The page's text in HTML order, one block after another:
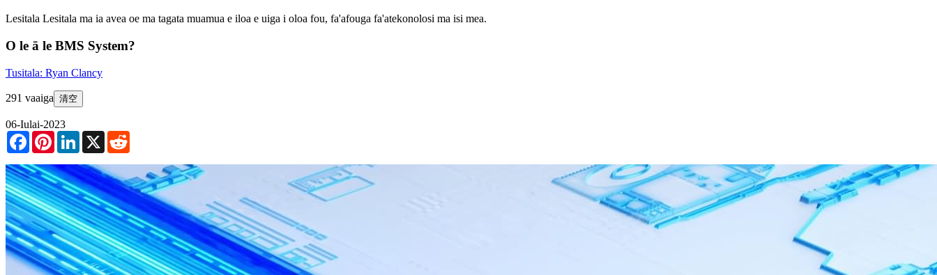
Lesitala Lesitala ma ia avea oe ma tagata muamua e iloa e uiga i oloa fou, fa'afouga fa'atekonolosi ma isi mea.
O le ā le BMS System?
Tusitala: Ryan Clancy
291 vaaiga 清空
06-Iulai-2023
FacebookPinterestLinkedIn
X